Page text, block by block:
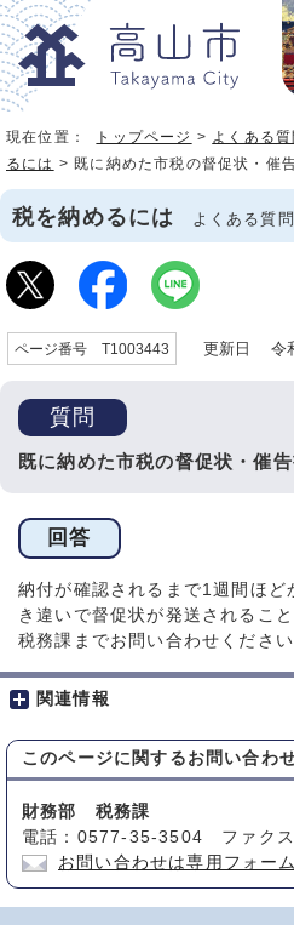
現在位置： トップページ > よくある質
るには > 既に納めた市税の督促状・催
税を納めるには よくある質問
ページ番号 T1003443 更新日 令和
質問
既に納めた市税の督促状・催
回答
納付が確認されるまで1週間ほど
き違いで督促状が発送されるこ
税務課までお問い合わせください
関連情報
このページに関する お問い合わ
財務部 税務課
電話：0577-35-3504 ファク
お問い合わせは専用フォー